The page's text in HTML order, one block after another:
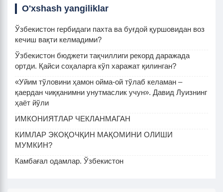
O'xshash yangiliklar
Ўзбекистон гербидаги пахта ва буғдой қуршовидан воз
кечиш вақти келмадими?
Ўзбекистон бюджети тақчиллиги рекорд даражада
ортди. Қайси соҳаларга кўп харажат қилинган?
«Уйим тўловини ҳамон ойма-ой тўлаб келаман –
қаердан чиққанимни унутмаслик учун». Давид Луизнинг
ҳаёт йўли
ИМКОНИЯТЛАР ЧЕКЛАНМАГАН
КИМЛАР ЭКОҚОЧҚИН МАҚОМИНИ ОЛИШИ
МУМКИН?
Камбағал одамлар. Ўзбекистон